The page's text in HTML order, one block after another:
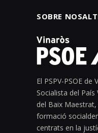
SOBRE
El PSPV-PSOE
Socialista del
del Baix
formació
centrats en la